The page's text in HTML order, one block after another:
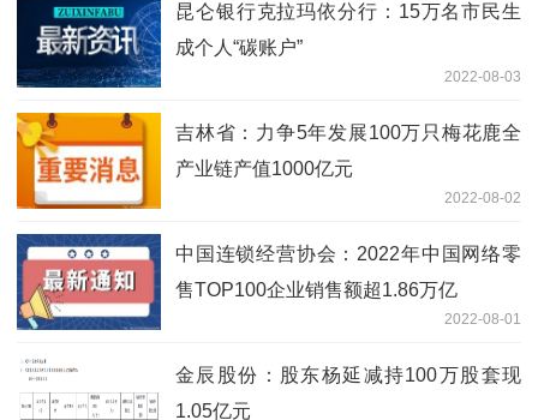
昆仑银行克拉玛依分行：15万名市民生
成个人“碳账户”
2022-08-03
吉林省：力争5年发展100万只梅花鹿全
产业链产值1000亿元
2022-08-02
中国连锁经营协会：2022年中国网络零
售TOP100企业销售额超1.86万亿
2022-08-01
金辰股份：股东杨延减持100万股套现
1.05亿元